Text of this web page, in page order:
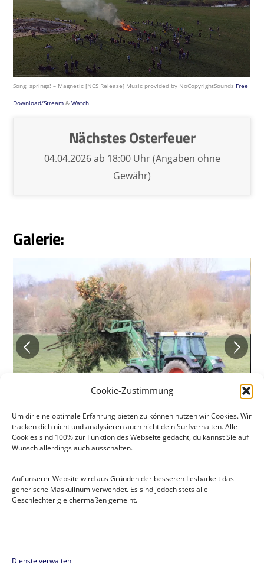
Cookie-Zustimmung
Um dir eine optimale Erfahrung bieten zu können nutzen wir Cookies. Wir
tracken dich nicht und analysieren auch nicht dein Surfverhalten. Alle
Cookies sind 100% zur Funktion des Webseite gedacht, du kannst Sie auf
Wunsch allerdings auch ausschalten.
Auf unserer Website wird aus Gründen der besseren Lesbarkeit das
generische Maskulinum verwendet. Es sind jedoch stets alle
Geschlechter gleichermaßen gemeint.
Dienste verwalten
Song: springs! – Magnetic [NCS Release] Music provided by NoCopyrightSounds Free
Download/Stream&Watch
Nächstes Osterfeuer
04.04.2026 ab 18:00 Uhr (Angaben ohne
Gewähr)
Galerie:
Das Osterfeuer wird aufgeschichtet